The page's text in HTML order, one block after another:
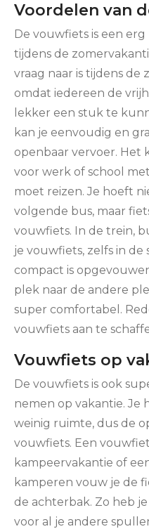
Voordelen van
De vouwfiets is een
tijdens de
vraag naar is tijdens de
omdat iedereen de
lekker een stuk te
kan je eenvoudig en
openbaar vervoer. Het
voor werk of school
moet reizen. Je hoeft
volgende bus, maar
vouwfiets. In de trein,
je vouwfiets, zelfs in de
compact is
plek naar de andere
super comfortabel.
vouwfiets aan te
Vouwfiets op
De vouwfiets is ook
nemen op vakantie. Je
weinig ruimte, dus de
vouwfiets. Een
kampeervakantie of
kamperen vouw je de
de achterbak. Zo heb
voor al je andere